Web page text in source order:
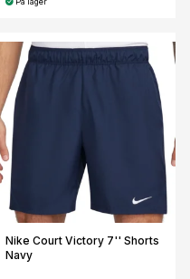
Nike Court Victory 7'' Shorts
Navy